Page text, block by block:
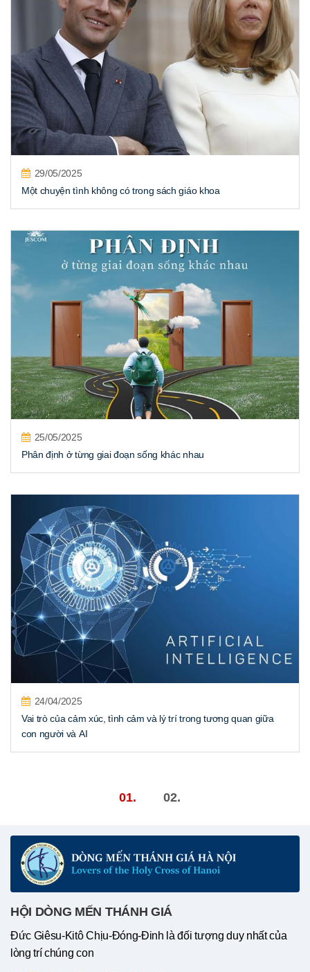
29/05/2025
Một chuyện tình không có trong sách giáo khoa
25/05/2025
Phân định ở từng giai đoạn sống khác nhau
24/04/2025
Vai trò của cảm xúc, tình cảm và lý trí trong tương quan giữa
con người và AI
01. 02.
HỘI DÒNG MẾN THÁNH GIÁ
Đức Giêsu-Kitô Chịu-Đóng-Đinh là đối tượng duy nhất của
lòng trí chúng con